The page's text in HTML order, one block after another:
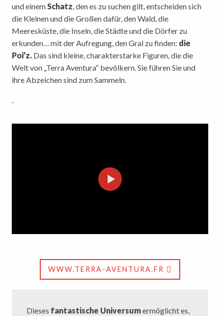
und einemSchatz, den es zu suchen gilt, entscheiden sich
die Kleinen und die Großen dafür, den Wald, die
Meeresküste, die Inseln, die Städte und die Dörfer zu
erkunden… mit der Aufregung, den Gral zu finden: die
Poi’z. Das sind kleine, charakterstarke Figuren, die die
Welt von „Terra Aventura“ bevölkern. Sie führen Sie und
ihre Abzeichen sind zum Sammeln.
.
WWW.TERRA-AVENTURA.FR
Dieses fantastische Universumermöglicht es,